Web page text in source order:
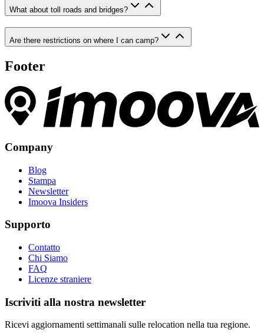
What about toll roads and bridges?
Are there restrictions on where I can camp?
Footer
Company
Blog
Stampa
Newsletter
Imoova Insiders
Supporto
Contatto
Chi Siamo
FAQ
Licenze straniere
Iscriviti alla nostra newsletter
Ricevi aggiornamenti settimanali sulle relocation nella tua regione.